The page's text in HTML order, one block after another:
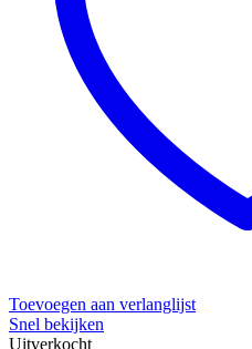
Toevoegen aan verlanglijst
Snel bekijken
Uitverkocht